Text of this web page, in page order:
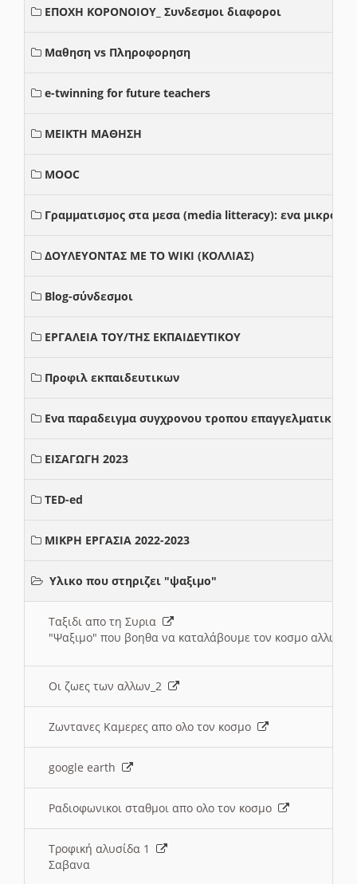
ΕΠΟΧΗ ΚΟΡΟΝΟΙΟΥ_ Συνδεσμοι διαφοροι
Μαθηση vs Πληροφορηση
e-twinning for future teachers
ΜΕΙΚΤΗ ΜΑΘΗΣΗ
MOOC
Γραμματισμος στα μεσα (media litteracy): ενα μικρο
ΔΟΥΛΕΥΟΝΤΑΣ ΜΕ ΤΟ WIKI (ΚΟΛΛΙΑΣ)
Blog-σύνδεσμοι
ΕΡΓΑΛΕΙΑ ΤΟΥ/ΤΗΣ ΕΚΠΑΙΔΕΥΤΙΚΟΥ
Προφιλ εκπαιδευτικων
Ενα παραδειγμα συγχρονου τροπου επαγγελματικης
ΕΙΣΑΓΩΓΗ 2023
TED-ed
ΜΙΚΡΗ ΕΡΓΑΣΙΑ 2022-2023
Υλικο που στηριζει "ψαξιμο"
Ταξιδι απο τη Συρια
"Ψαξιμο" που βοηθα να καταλάβουμε τον κοσμο αλλων
Οι ζωες των αλλων_2
Ζωντανες Καμερες απο ολο τον κοσμο
google earth
Ραδιοφωνικοι σταθμοι απο ολο τον κοσμο
Τροφική αλυσίδα 1
Σαβανα